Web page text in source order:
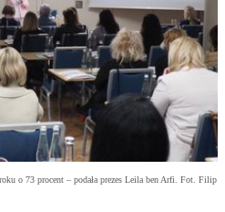
o 73 procent – podała prezes Leila ben Arfi. Fot. Filip